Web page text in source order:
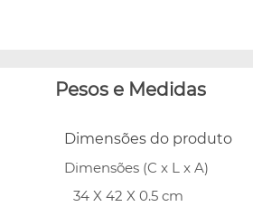
Pesos e Medidas
Dimensões do produto
Dimensões (C x L x A)
34 X 42 X 0.5 cm